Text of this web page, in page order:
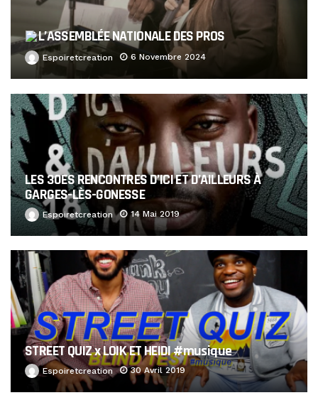
L’ASSEMBLÉE NATIONALE DES PROS
Espoiretcreation 6 Novembre 2024
LES 30ES RENCONTRES D’ICI ET D’AILLEURS À
GARGES-LÈS-GONESSE
Espoiretcreation 14 Mai 2019
STREET QUIZ x LOIK ET HEIDI #musique
Espoiretcreation 30 Avril 2019